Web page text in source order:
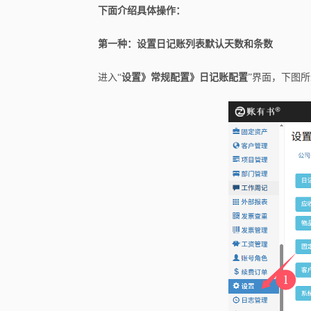
下面介绍具体操作：
第一种：设置日记账列表默认天数和条数
进入“设置》常规配置》日记账配置”界面，下图